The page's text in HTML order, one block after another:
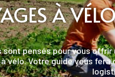
À
pensés pour vous
vélo. Votre guide vous